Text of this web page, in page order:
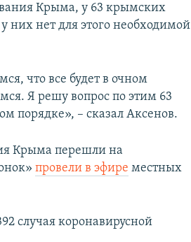
Крыма, у 63 крымских
них нет для этого необходимой
что все будет в очном
Я решу вопрос по этим 63
порядке», – сказал Аксенов.
Крыма перешли на
провели в эфире местных
случая коронавирусной